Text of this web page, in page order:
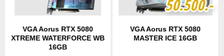
VGA Aorus RTX 5080
XTREME WATERFORCE WB
16GB
50.500.-
50.500.-
VGA Aorus RTX 5080
MASTER ICE 16GB